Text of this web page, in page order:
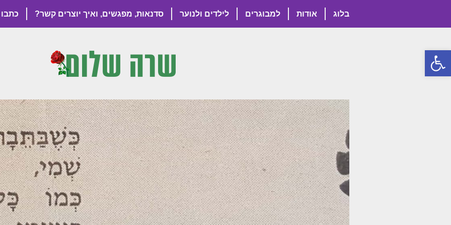
פתח סרגל נגישות
בלוג אודות למבוגרים לילדים ולנוער סדנאות, מפגשים, ואיך יוצרים קשר? כתבו